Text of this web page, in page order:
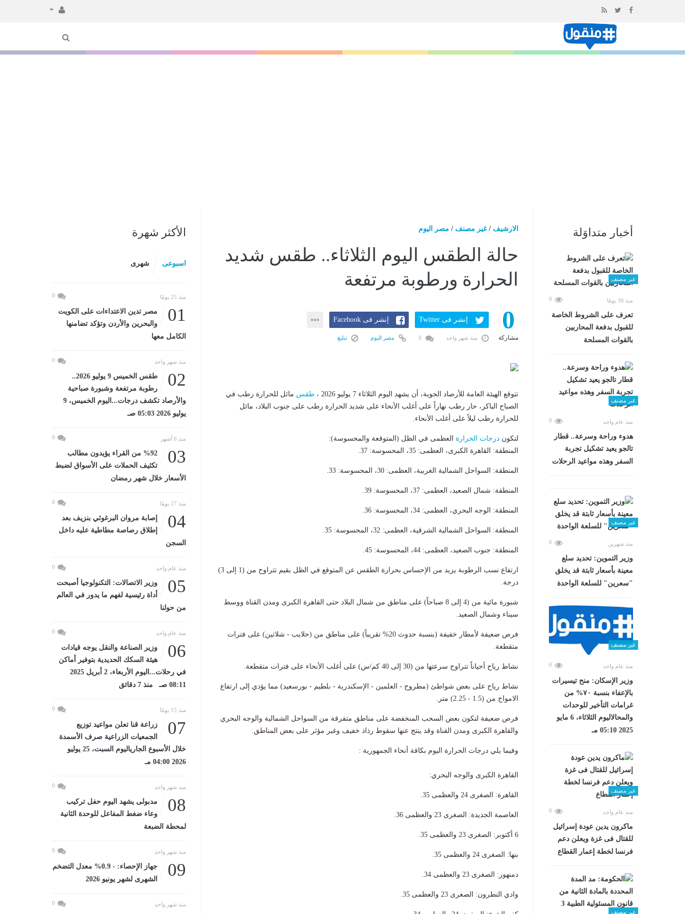
المحتوى
أخبار متداوَلة
غير مصنف
منذ 30 يومًا 0
تعرف على الشروط الخاصة
للقبول بدفعة المحاربين
بالقوات المسلحة
غير مصنف
منذ عام واحد 0
هدوء وراحة وسرعة.. قطار
تالجو يعيد تشكيل تجربة
السفر وهذه مواعيد الرحلات
غير مصنف
منذ شهرين 0
وزير التموين: تحديد سلع
معينة بأسعار ثابتة قد يخلق
"سعرين" للسلعة الواحدة
غير مصنف
منذ عام واحد 0
وزير الإسكان: منح تيسيرات
بالإعفاء بنسبة ٧٠% من
غرامات التأخير للوحدات
والمحالاليوم الثلاثاء، 6 مايو
2025 05:10 مـ
غير مصنف
منذ عام واحد 0
ماكرون يدين عودة إسرائيل
للقتال فى غزة ويعلن دعم
فرنسا لخطة إعمار القطاع
غير مصنف
الارشيف /غير مصنف / مصر اليوم
حالة الطقس اليوم الثلاثاء.. طقس شديد
الحرارة ورطوبة مرتفعة
0
مشاركة
إنشر فى Twitter إنشر فى Facebook
منذ شهر واحد مصر اليوم تبليغ
​تتوقع الهيئة العامة للأرصاد الجوية، أن يشهد اليوم الثلاثاء 7 يوليو 2026 ، طقس مائل للحرارة رطب في
الصباح الباكر، حار رطب نهاراً على أغلب الأنحاء على شديد الحرارة رطب على جنوب البلاد، مائل
للحرارة رطب ليلاً على أغلب الأنحاء.
لتكون درجات الحرارة العظمى في الظل (المتوقعة والمحسوسة):
المنطقة: القاهرة الكبرى، العظمى: 35، المحسوسة: 37.
المنطقة: السواحل الشمالية الغربية، العظمى: 30، المحسوسة: 33.
المنطقة: شمال الصعيد، العظمى: 37، المحسوسة: 39.
المنطقة: الوجه البحري، العظمى: 34، المحسوسة: 36.
المنطقة: السواحل الشمالية الشرقية، العظمى: 32، المحسوسة: 35.
المنطقة: جنوب الصعيد، العظمى: 44، المحسوسة: 45.
​ارتفاع نسب الرطوبة يزيد من الإحساس بحرارة الطقس عن المتوقع في الظل بقيم تتراوح من (1 إلى 3)
درجة.
​شبورة مائية من (4 إلى 8 صباحاً) على مناطق من شمال البلاد حتى القاهرة الكبرى ومدن القناة ووسط
سيناء وشمال الصعيد.
​فرص ضعيفة لأمطار خفيفة (بنسبة حدوث 20% تقريباً) على مناطق من (حلايب - شلاتين) على فترات
متقطعة.
​نشاط رياح أحياناً تتراوح سرعتها من (30 إلى 40 كم/س) على أغلب الأنحاء على فترات متقطعة.
​نشاط رياح على بعض شواطئ (مطروح - العلمين - الإسكندرية - بلطيم - بورسعيد) مما يؤدي إلى ارتفاع
الامواج من (1.5 - 2.25) متر.
​فرص ضعيفة لتكون بعض السحب المنخفضة على مناطق متفرقة من السواحل الشمالية والوجه البحري
والقاهرة الكبرى ومدن القناة وقد ينتج عنها سقوط رذاذ خفيف وغير مؤثر على بعض المناطق.
وفيما يلي درجات الحرارة اليوم بكافة أنحاء الجمهورية :
القاهرة الكبرى والوجه البحري:
​القاهرة: الصغرى 24 والعظمى 35.
​العاصمة الجديدة: الصغرى 23 والعظمى 36.
​6 أكتوبر: الصغرى 23 والعظمى 35.
​بنها: الصغرى 24 والعظمى 35.
​دمنهور: الصغرى 23 والعظمى 34.
​وادي النطرون: الصغرى 23 والعظمى 35.
الأكثر شهرة
اسبوعى شهرى
منذ 25 يومًا 0
01
مصر تدين الاعتداءات على الكويت
والبحرين والأردن وتؤكد تضامنها
الكامل معها
منذ شهر واحد 0
02
طقس الخميس 9 يوليو 2026..
رطوبة مرتفعة وشبورة صباحية
والأرصاد تكشف درجات...اليوم الخميس، 9
يوليو 2026 05:03 صـ
منذ 6 أشهر 0
03
%92 من القراء يؤيدون مطالب
تكثيف الحملات على الأسواق لضبط
الأسعار خلال شهر رمضان
منذ 27 يومًا 0
04
إصابة مروان البرغوثي بنزيف بعد
إطلاق رصاصة مطاطية عليه داخل
السجن
منذ عام واحد 0
05
وزير الاتصالات: التكنولوجيا أصبحت
أداة رئيسية لفهم ما يدور في العالم
من حولنا
منذ عام واحد 0
06
وزير الصناعة والنقل يوجه قيادات
هيئة السكك الحديدية بتوفير أماكن
في رحلات...اليوم الأربعاء، 2 أبريل 2025
08:11 صـ منذ 7 دقائق
منذ 15 يومًا 0
07
زراعة قنا تعلن مواعيد توزيع
الجمعيات الزراعية صرف الأسمدة
خلال الأسبوع الجارياليوم السبت، 25 يوليو
2026 04:00 مـ
منذ شهر واحد 0
08
مدبولى يشهد اليوم حفل تركيب
وعاء ضغط المفاعل للوحدة الثانية
لمحطة الضبعة
منذ شهر واحد 0
09
جهاز الإحصاء: - 0.9% معدل التضخم
الشهرى لشهر يونيو 2026
منذ شهر واحد 0